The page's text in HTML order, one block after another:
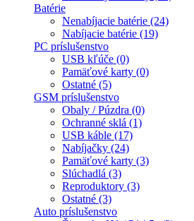
Batérie
Nenabíjacie batérie (24)
Nabíjacie batérie (19)
PC príslušenstvo
USB kľúče (0)
Pamäťové karty (0)
Ostatné (5)
GSM príslušenstvo
Obaly / Púzdra (0)
Ochranné sklá (1)
USB káble (17)
Nabíjačky (24)
Pamäťové karty (3)
Slúchadlá (3)
Reproduktory (3)
Ostatné (3)
Auto príslušenstvo